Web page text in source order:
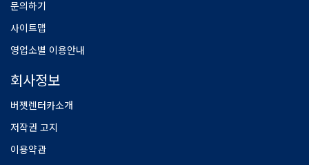
문의하기
사이트맵
영업소별 이용안내
회사정보
버젯렌터카소개
저작권 고지
이용약관